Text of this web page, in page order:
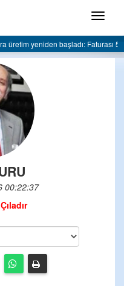
Menü
Faturası 5 milyar liraya dayandı
Son Dakika |
00:22:37